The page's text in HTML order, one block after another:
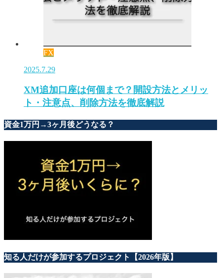
FX
2025.7.29
XM追加口座は何個まで？開設方法とメリッ
ト・注意点、削除方法を徹底解説
資金1万円→3ヶ月後どうなる？
知る人だけが参加するプロジェクト【2026年版】